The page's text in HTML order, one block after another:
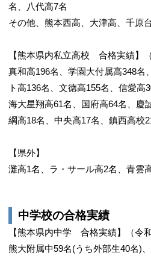
名、八代高7名
その他、熊本西高、大津高、千原
【熊本県内私立高校 合格実績】
真和高196名、学園大付属高348名
ト高136名、文徳高155名、信愛高
海大星翔高61名、国府高64名、慶
綱高18名、中央高17名、鎮西高校
【県外】
灘高1名、ラ・サール高2名、青雲
中学校の合格実績
【熊本県内中学 合格実績】（令和
熊大附属中59名(うち外部生40名)